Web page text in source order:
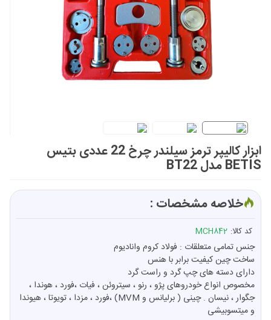
ابزار کالیپر ترمز سیلندر چرخ 22 عددی بتیس
BETIS مدل BT22
خلاصه مشخصات :
کد کالا: MCH842
جنس تمامی متعلقات : فولاد کروم وانادیوم
ساخت چین کیفیت برابر با هنس
دارای دسته های چپ گرد و راست گرد
مخصوص انواع خودروهای پژو ، رنو ، سیتروئن ، فیات ،فورد ، هوندا ،
جگوار ، نیسان . چینی ( برلیانس و MVM) ،فورد ، مزدا ، تویوتا ، هیوندا
و میتسوبیشی